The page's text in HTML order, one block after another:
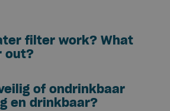
filter work? What
out?
of ondrinkbaar
en drinkbaar?